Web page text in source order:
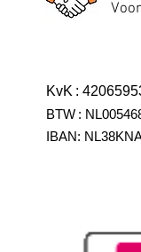
KvK :
BTW :
IBAN: